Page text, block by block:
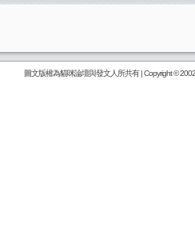
圖文版權為貓咪論壇與發文人所共有 | Copyright ©